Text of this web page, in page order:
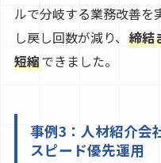
ルで分岐する業務改善を
し戻し回数が減り、 締結
短縮できました。
事例3：人材紹介会
スピード優先運用